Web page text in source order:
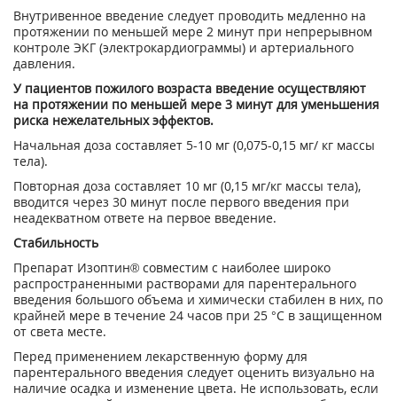
Внутривенное введение следует проводить медленно на
протяжении по меньшей мере 2 минут при непрерывном
контроле ЭКГ (электрокардиограммы) и артериального
давления.
У пациентов пожилого возраста введение осуществляют
на протяжении по меньшей мере 3 минут для уменьшения
риска нежелательных эффектов.
Начальная доза составляет 5-10 мг (0,075-0,15 мг/ кг массы
тела).
Повторная доза составляет 10 мг (0,15 мг/кг массы тела),
вводится через 30 минут после первого введения при
неадекватном ответе на первое введение.
Стабильность
Препарат Изоптин® совместим с наиболее широко
распространенными растворами для парентерального
введения большого объема и химически стабилен в них, по
крайней мере в течение 24 часов при 25 °С в защищенном
от света месте.
Перед применением лекарственную форму для
парентерального введения следует оценить визуально на
наличие осадка и изменение цвета. Не использовать, если